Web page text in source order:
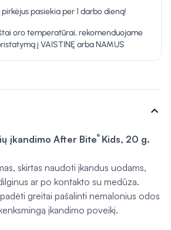
pirkėjus pasiekia per 1 darbo dieną!
oro temperatūrai, rekomenduojame
į VAISTINĘ arba NAMUS
expand_more
įkandimo After Bite® Kids, 20 g.
skirtas naudoti įkandus uodams,
ar po kontakto su medūza.
greitai pašalinti nemalonius odos
įkandimo poveikį.